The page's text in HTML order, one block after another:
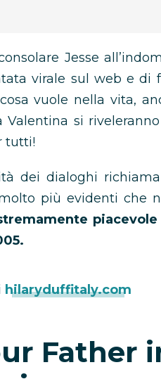
Jesse
virale sul web e di
vuole nella vita,
si
tutti!
dei dialoghi
più evidenti che
hilaryduffitaly.com
Father